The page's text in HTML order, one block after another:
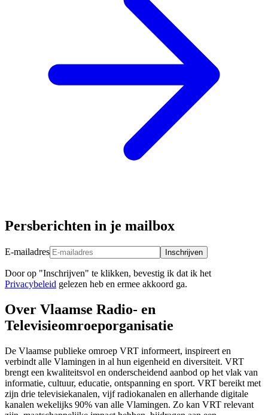
Persberichten in je mailbox
E-mailadres Inschrijven
Door op "Inschrijven" te klikken, bevestig ik dat ik het
Privacybeleid gelezen heb en ermee akkoord ga.
Over Vlaamse Radio- en
Televisieomroeporganisatie
De Vlaamse publieke omroep VRT informeert, inspireert en
verbindt alle Vlamingen in al hun eigenheid en diversiteit. VRT
brengt een kwaliteitsvol en onderscheidend aanbod op het vlak van
informatie, cultuur, educatie, ontspanning en sport. VRT bereikt met
zijn drie televisiekanalen, vijf radiokanalen en allerhande digitale
kanalen wekelijks 90% van alle Vlamingen. Zo kan VRT relevant